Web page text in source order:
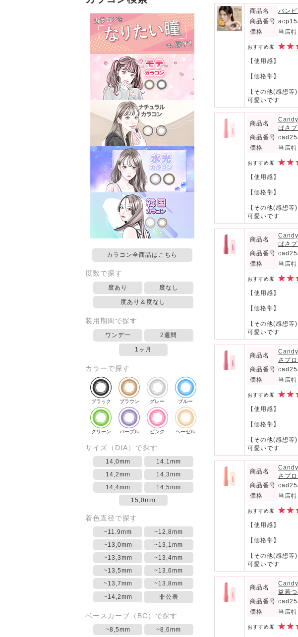
カラコン全商品はこちら
度数で探す
度あり 度なし
度あり＆度なし
装用期間で探す
ワンデー 2週間
1ヶ月
カラーで探す
ブラック ブラウン グレー ブルー
グリーン パープル ピンク ヘーゼル
サイズ（DIA）で探す
14,0mm
14,1mm
14,2mm
14,3mm
14,4mm
14,5mm
15,0mm
着色直径で探す
~11.9mm
~12,8mm
~13,0mm
~13,1mm
~13,3mm
~13,4mm
~13,5mm
~13,6mm
~13,7mm
~13,8mm
~14,2mm
非公表
ベースカーブ（BC）で探す
~8,5mm
~8,6mm
商品名
バン
商品番号
価格
当店
おすすめ度
【使用感】
【価格帯】
【その他(感想等)
可愛いです
商品名
ばさ
商品番号
価格
当店
おすすめ度
【使用感】
【価格帯】
【その他(感想等)
可愛いです
商品名
ばさ
商品番号
価格
当店
おすすめ度
【使用感】
【価格帯】
【その他(感想等)
可愛いです
商品名
さプ
商品番号
価格
当店
おすすめ度
【使用感】
【価格帯】
【その他(感想等)
可愛いです
商品名
さプ
商品番号
価格
当店
おすすめ度
【使用感】
【価格帯】
【その他(感想等)
可愛いです
商品名
益若
商品番号
価格
当店
おすすめ度